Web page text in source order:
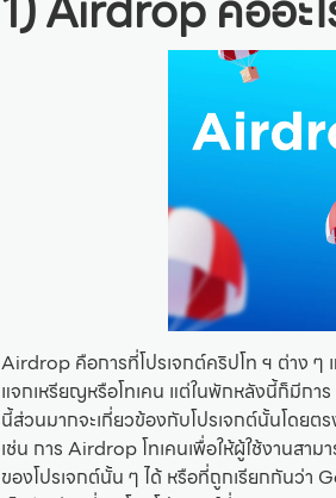
Airdrop คือการที่โปรเจกต์คริปโท ฯ ต่าง ๆ
แจกเหรียญหรือโทเคน แต่ในพักหลังนี้ก็มีกา
นี้ส่วนมากจะเกี่ยวข้องกับโปรเจกต์นั้นโดยต
เช่น การ Airdrop โทเคนเพื่อให้ผู้ใช้งานสา
ของโปรเจกต์นั้น ๆ ได้ หรือที่ถูกเรียกกันว่า